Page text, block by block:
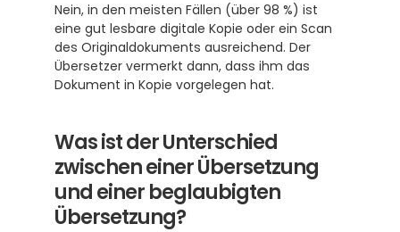
Nein, in den meisten Fällen (über 98 %) ist
eine gut lesbare digitale Kopie oder ein Scan
des Originaldokuments ausreichend. Der
Übersetzer vermerkt dann, dass ihm das
Dokument in Kopie vorgelegen hat.
Was ist der Unterschied
zwischen einer Übersetzung
und einer beglaubigten
Übersetzung?